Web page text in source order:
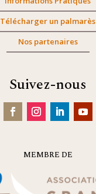
Télécharger un palmarès
Nos partenaires
Suivez-nous
MEMBRE DE